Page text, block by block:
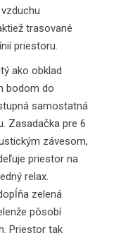
trasované
priestoru.
ako obklad
bodom do
samostatná
Zasadačka pre 6
závesom,
priestor na
relax.
zelená
pôsobí
Priestor tak